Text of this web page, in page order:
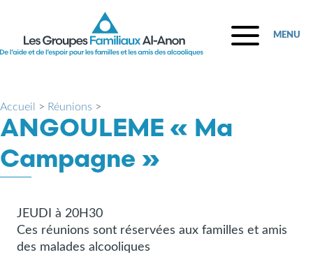
MENU
Accueil > Réunions >
ANGOULEME « Ma
Campagne »
JEUDI à 20H30
Ces réunions sont réservées aux familles et amis
des malades alcooliques